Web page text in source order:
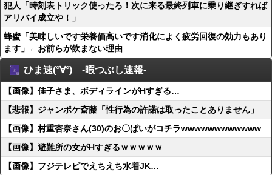
犯人「時刻表トリック使ったろ！次に来る最終列車に乗り継ぎすれば
アリバイ成立や！」
蜂蜜「美味しいです栄養価高いです消化によく疲労回復の効力もあり
ます」←お前らが飲まない理由
ひま速(°∀°) -暇つぶし速報-
【画像】佳子さま、ボディラインがHすぎる…
【悲報】ジャンポケ斎藤「性行為の許諾は取ったことありません」
【画像】村重杏奈さん(30)のお〇ぱいがコチラwwwwwwwwwwww
【画像】避難所の女がHすぎるｗｗｗｗｗ
【画像】フジテレビでえちえち水着JK…